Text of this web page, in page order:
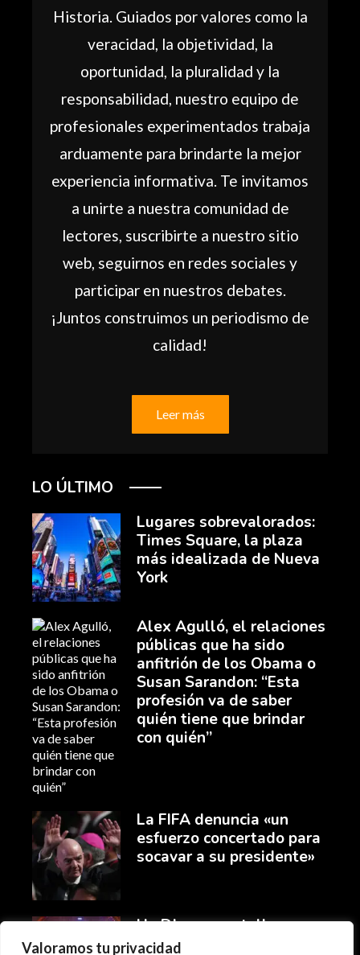
Valoramos tu privacidad
Historia. Guiados por valores como la
veracidad, la objetividad, la
oportunidad, la pluralidad y la
responsabilidad, nuestro equipo de
profesionales experimentados trabaja
arduamente para brindarte la mejor
experiencia informativa. Te invitamos
a unirte a nuestra comunidad de
lectores, suscribirte a nuestro sitio
web, seguirnos en redes sociales y
participar en nuestros debates.
¡Juntos construimos un periodismo de
calidad!
Leer más
LO ÚLTIMO
Lugares sobrevalorados:
Times Square, la plaza
más idealizada de Nueva
York
Alex Agulló, el relaciones
públicas que ha sido
anfitrión de los Obama o
Susan Sarandon: “Esta
profesión va de saber
quién tiene que brindar
con quién”
La FIFA denuncia «un
esfuerzo concertado para
socavar a su presidente»
Un DJ, una pantalla y
mucho pum pum pum: así